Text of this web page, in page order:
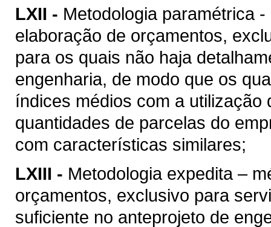
LXII - Metodologia paramétrica
elaboração de orçamentos,
para os quais não haja
engenharia, de modo que os
índices médios com a
quantidades de parcelas do
com características similares;
LXIII - Metodologia expedita –
orçamentos, exclusivo para
suficiente no anteprojeto de